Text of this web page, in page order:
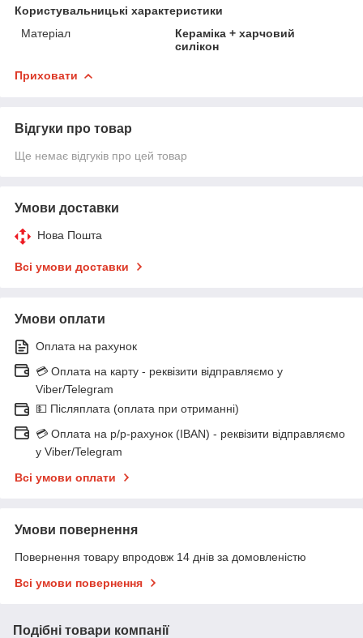
Користувальницькі характеристики
Матеріал
Кераміка + харчовий
силікон
Приховати
Відгуки про товар
Ще немає відгуків про цей товар
Умови доставки
Нова Пошта
Всі умови доставки
Умови оплати
Оплата на рахунок
💳 Оплата на карту - реквізити відправляємо у
Viber/Telegram
💵 Післяплата (оплата при отриманні)
💳 Оплата на р/р-рахунок (IBAN) - реквізити відправляємо
у Viber/Telegram
Всі умови оплати
Умови повернення
Повернення товару впродовж 14 днів за домовленістю
Всі умови повернення
Подібні товари компанії